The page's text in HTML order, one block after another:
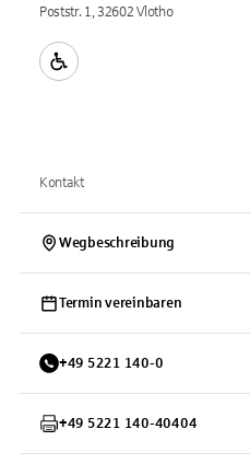
Poststr. 1, 32602 Vlotho
Kontakt
Wegbeschreibung
Termin vereinbaren
+49 5221 140-0
+49 5221 140-40404